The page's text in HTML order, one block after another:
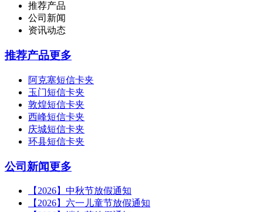
推荐产品
公司新闻
资讯动态
推荐产品更多
阿克塞短信卡夹
玉门短信卡夹
敦煌短信卡夹
西峰短信卡夹
庆城短信卡夹
环县短信卡夹
公司新闻更多
【2026】中秋节放假通知
【2026】六一儿童节放假通知